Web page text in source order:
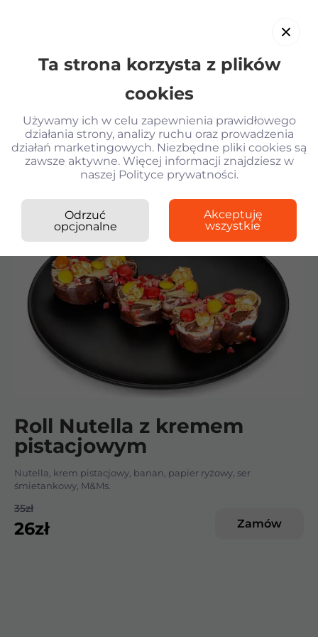
Ta strona korzysta z plików
cookies
Używamy ich w celu zapewnienia prawidłowego
działania strony, analizy ruchu oraz prowadzenia
działań marketingowych. Niezbędne pliki cookies są
zawsze aktywne. Więcej informacji znajdziesz w
naszej Polityce prywatności.
Odrzuć
opcjonalne
Akceptuję
wszystkie
Wróć
Roll Nutella z kremem
Krewetki w tempurze
Sałatka z krewetkami i parmesanem KG
Gunkany z tunczykiem spicy
Roll Nutella z kremem pistacjowym
Roll Nutella z kremem
pistacjowym
Nutella, krem pistacjowy, banan, papier ryżowy, ser
śmietankowy, M&Ms.
35zł
26zł Zamów